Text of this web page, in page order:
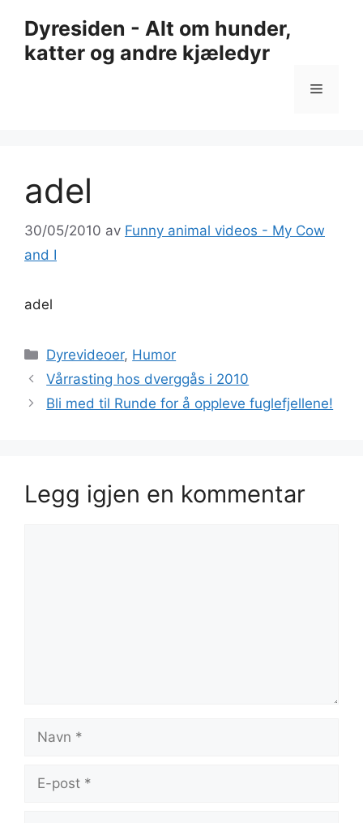
innhold
Dyresiden - Alt om hunder,
katter og andre kjæledyr
Meny
adel
30/05/2010 av Funny animal videos - My Cow
and I
adel
Kategorier
Dyrevideoer, Humor
Vårrasting hos dverggås i 2010
Bli med til Runde for å oppleve fuglefjellene!
Legg igjen en kommentar
post